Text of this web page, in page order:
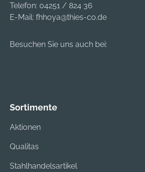
Telefon: 04251 / 824 36
E-Mail: fhhoya@thies-co.de
Besuchen Sie uns auch bei:
Sortimente
Aktionen
Qualitas
Stahlhandelsartikel